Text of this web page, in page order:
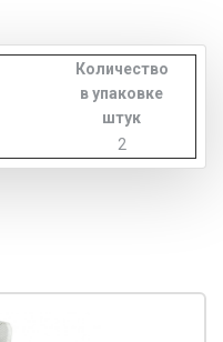
Количество
в упаковке
штук
2